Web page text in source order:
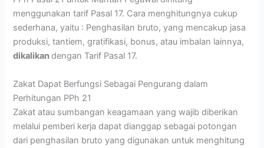
menggunakan tarif Pasal 17. Cara menghitungnya cukup
sederhana, yaitu : Penghasilan bruto, yang mencakup jasa
produksi, tantiem, gratifikasi, bonus, atau imbalan lainnya,
dikalikandengan Tarif Pasal 17.
Zakat Dapat Berfungsi Sebagai Pengurang dalam
Perhitungan PPh 21
Zakat atau sumbangan keagamaan yang wajib diberikan
melalui pemberi kerja dapat dianggap sebagai potongan
dari penghasilan bruto yang digunakan untuk menghitung